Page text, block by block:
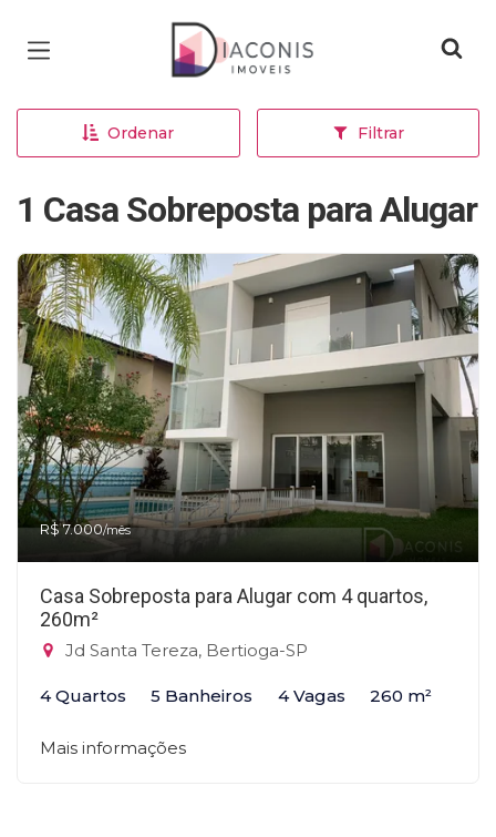
Página inicial
Ordenar Filtrar
1 Casa Sobreposta para Alugar
R$ 7.000/mês
Casa Sobreposta para Alugar com 4 quartos,
260m²
Jd Santa Tereza, Bertioga-SP
4 Quartos 5 Banheiros 4 Vagas 260 m²
Mais informações